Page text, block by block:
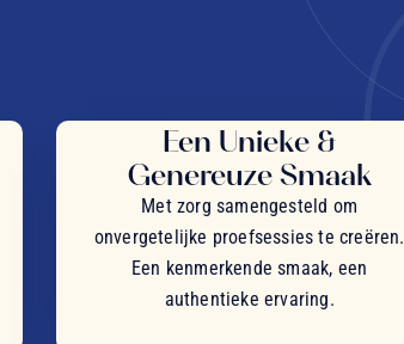
Een Unieke &
Genereuze Smaak
Met zorg samengesteld om
onvergetelijke proefsessies te creëren.
Een kenmerkende smaak, een
authentieke ervaring.